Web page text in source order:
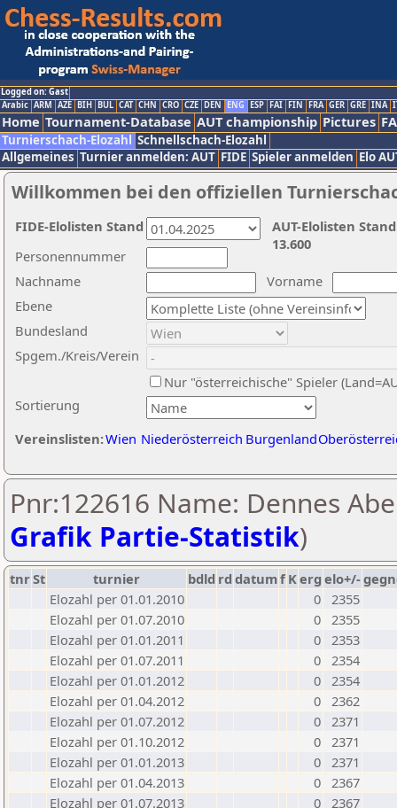
Logged on: Gast
Arabic ARM AZE BIH BUL CAT CHN CRO CZE DEN ENG ESP FAI FIN FRA GER GRE INA
Home Tournament-Database AUT championship Pictures
Turnierschach-Elozahl Schnellschach-Elozahl
Allgemeines Turnier anmelden: AUT FIDE Spieler anmelden Elo
Willkommen bei den offiziellen
Nachname
Vorname
Ebene
Sortierung
Personennummer
Bundesland
Spgem./Kreis/Verein
Nur "österreichische" Spieler
Vereinslisten:Wien Niederösterreich Burgenland
AUT-Elolisten
13.600
FIDE-Elolisten Stand
Pnr:122616 Name: Dennes
Grafik Partie-Statistik)
tnrSt turnier bdld rd datumf Kerg elo+/-
Elozahl per 01.01.2010
0 2355
Elozahl per 01.07.2010
0 2355
Elozahl per 01.01.2011
0 2353
Elozahl per 01.07.2011
0 2354
Elozahl per 01.01.2012
0 2354
Elozahl per 01.04.2012
0 2362
Elozahl per 01.07.2012
0 2371
Elozahl per 01.10.2012
0 2371
Elozahl per 01.01.2013
0 2371
Elozahl per 01.04.2013
0 2367
Elozahl per 01.07.2013
0 2367